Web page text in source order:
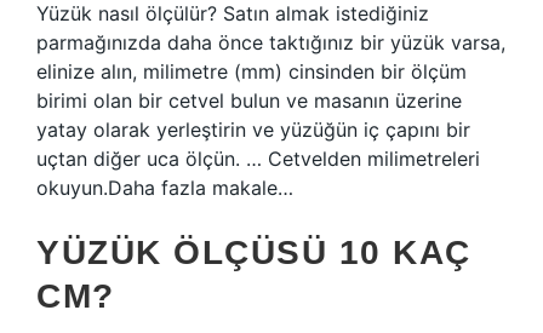
Yüzük nasıl ölçülür? Satın almak istediğiniz
parmağınızda daha önce taktığınız bir yüzük varsa,
elinize alın, milimetre (mm) cinsinden bir ölçüm
birimi olan bir cetvel bulun ve masanın üzerine
yatay olarak yerleştirin ve yüzüğün iç çapını bir
uçtan diğer uca ölçün. … Cetvelden milimetreleri
okuyun.Daha fazla makale…
YÜZÜK ÖLÇÜSÜ 10 KAÇ
CM?